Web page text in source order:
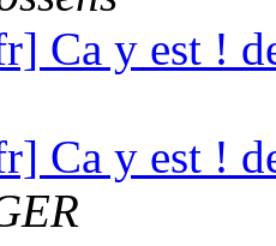
Ca y est !
Ca y est !